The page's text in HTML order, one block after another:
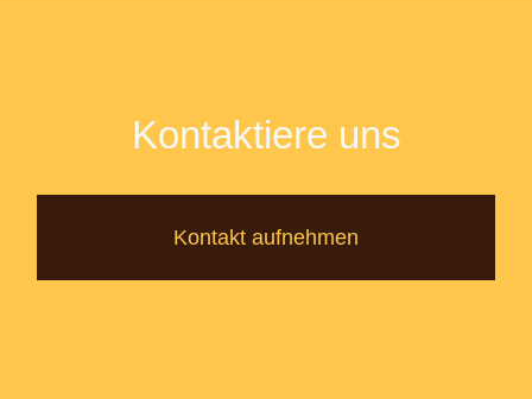
Kontaktiere uns
Kontakt aufnehmen